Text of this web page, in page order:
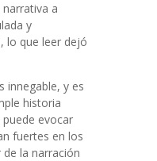
a
y
lo que leer dejó
innegable, y es
historia
evocar
fuertes en los
la narración